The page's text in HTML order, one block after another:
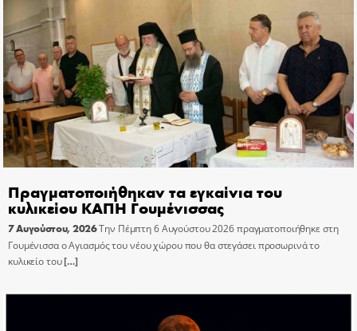
Πραγματοποιήθηκαν τα εγκαίνια του
κυλικείου ΚΑΠΗ Γουμένισσας
7 Αυγούστου, 2026Την Πέμπτη 6 Αυγούστου 2026 πραγματοποιήθηκε στη
Γουμένισσα ο Αγιασμός του νέου χώρου που θα στεγάσει προσωρινά το
κυλικείο του[…]